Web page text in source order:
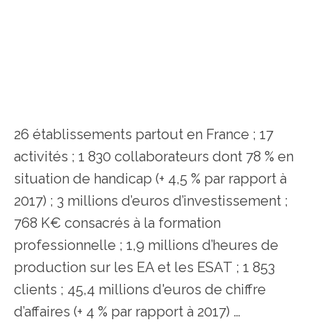
26 établissements partout en France ; 17
activités ; 1 830 collaborateurs dont 78 % en
situation de handicap (+ 4,5 % par rapport à
2017) ; 3 millions d’euros d’investissement ;
768 K€ consacrés à la formation
professionnelle ; 1,9 millions d’heures de
production sur les EA et les ESAT ; 1 853
clients ; 45,4 millions d'euros de chiffre
d’affaires (+ 4 % par rapport à 2017) …